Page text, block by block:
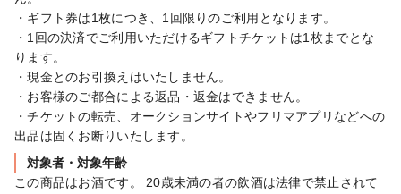
・ギフト券は1枚につき、1回限りのご利用となります。
・1回の決済でご利用いただけるギフトチケットは1枚までとな
ります。
・現金とのお引換えはいたしません。
・お客様のご都合による返品・返金はできません。
・チケットの転売、オークションサイトやフリマアプリなどへの
出品は固くお断りいたします。
対象者・対象年齢
この商品はお酒です。 20歳未満の者の飲酒は法律で禁止されて